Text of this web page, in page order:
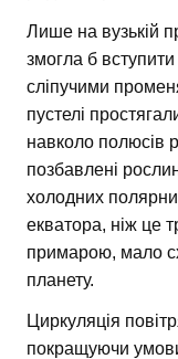
Лише на вузькій
змогла б
сліпучими
пустелі
навколо полюсів
позбавлені
холодних
екватора, ніж це
примарою, мало
планету.
Циркуляція
покращуючи